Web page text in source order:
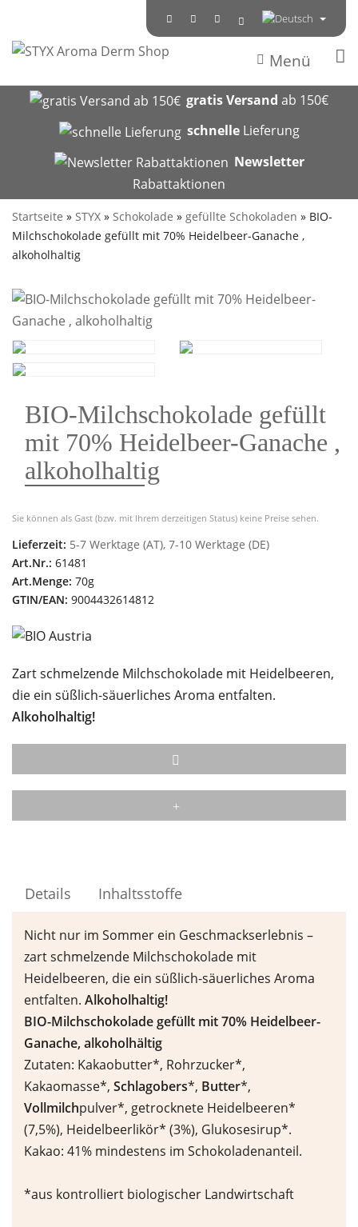
Menü
gratis Versand ab 150€
schnelleLieferung
Newsletter
Rabattaktionen
Startseite » STYX » Schokolade » gefüllte Schokoladen » BIO-
Milchschokolade gefüllt mit 70% Heidelbeer-Ganache ,
alkoholhaltig
BIO-Milchschokolade gefüllt
mit 70% Heidelbeer-Ganache ,
alkoholhaltig
Sie können als Gast (bzw. mit Ihrem derzeitigen Status) keine Preise sehen.
Lieferzeit: 5-7 Werktage (AT), 7-10 Werktage (DE)
Art.Nr.: 61481
Art.Menge: 70g
GTIN/EAN: 9004432614812
Zart schmelzende Milchschokolade mit Heidelbeeren,
die ein süßlich-säuerliches Aroma entfalten.
Alkoholhaltig!
Details Inhaltsstoffe
Nicht nur im Sommer ein Geschmackserlebnis –
zart schmelzende Milchschokolade mit
Heidelbeeren, die ein süßlich-säuerliches Aroma
entfalten. Alkoholhaltig!
BIO-Milchschokolade gefüllt mit 70% Heidelbeer-
Ganache, alkoholhältig
Zutaten: Kakaobutter*, Rohrzucker*,
Kakaomasse*, Schlagobers*, Butter*,
Vollmilchpulver*, getrocknete Heidelbeeren*
(7,5%), Heidelbeerlikör* (3%), Glukosesirup*.
Kakao: 41% mindestens im Schokoladenanteil.
*aus kontrolliert biologischer Landwirtschaft